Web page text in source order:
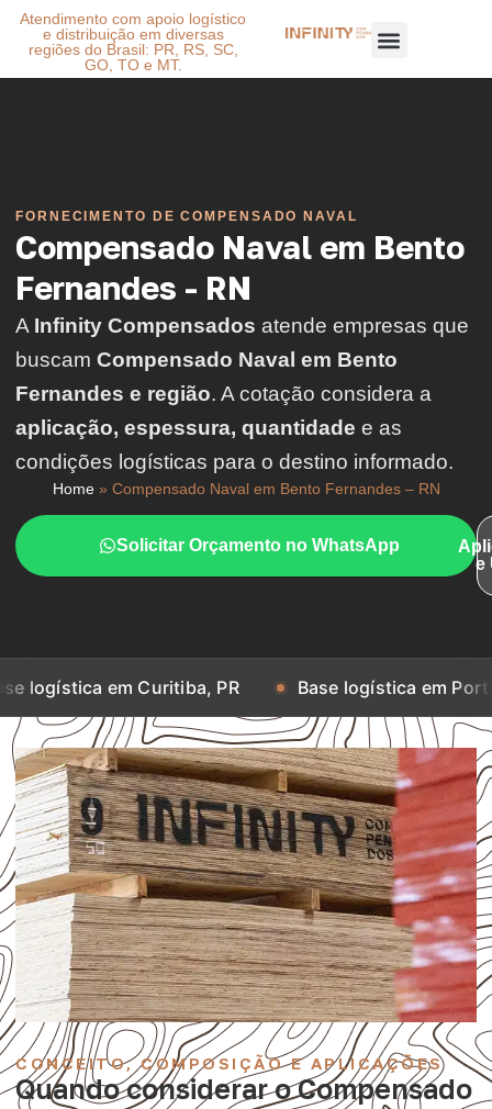
Atendimento com apoio logístico
e distribuição em diversas
regiões do Brasil: PR, RS, SC,
GO, TO e MT.
FORNECIMENTO DE COMPENSADO NAVAL
Compensado Naval em Bento
Fernandes - RN
A Infinity Compensados atende empresas que
buscam Compensado Naval em Bento
Fernandes e região. A cotação considera a
aplicação, espessura, quantidade e as
condições logísticas para o destino informado.
Home» Compensado Naval em Bento Fernandes – RN
Solicitar Orçamento no WhatsApp
e
em Curitiba, PR Base logística em Porto Alegre,
CONCEITO, COMPOSIÇÃO E APLICAÇÕES
Quando considerar o Compensado